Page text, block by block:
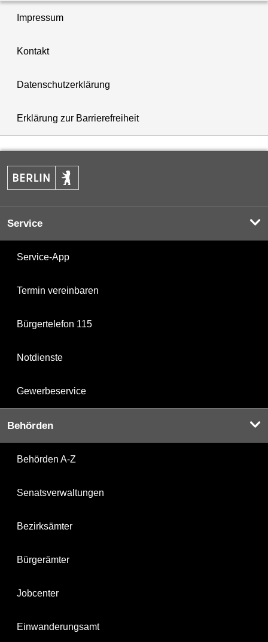
Impressum
Kontakt
Datenschutzerklärung
Erklärung zur Barrierefreiheit
Service
Service-App
Termin vereinbaren
Bürgertelefon 115
Notdienste
Gewerbeservice
Behörden
Behörden A-Z
Senatsverwaltungen
Bezirksämter
Bürgerämter
Jobcenter
Einwanderungsamt